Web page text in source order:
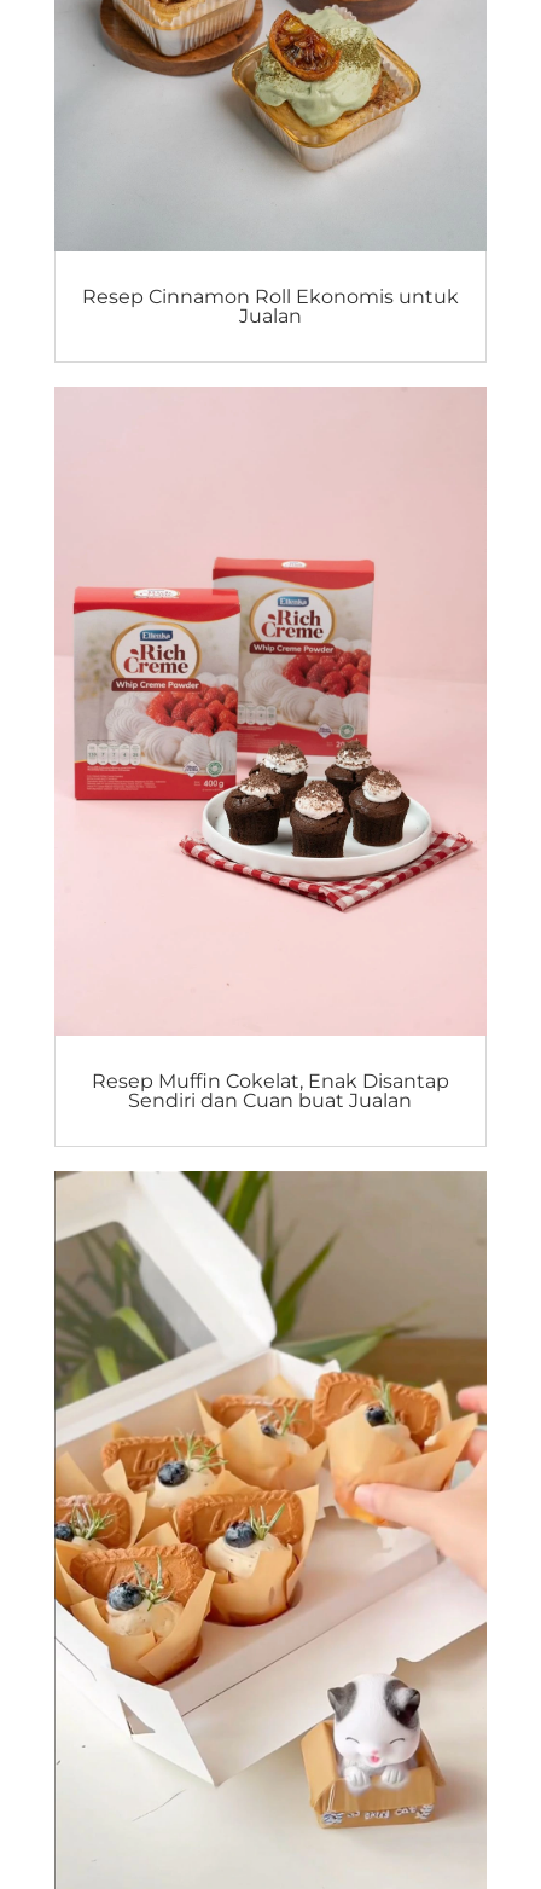
Resep Cinnamon Roll Ekonomis untuk
Jualan
Resep Muffin Cokelat, Enak Disantap
Sendiri dan Cuan buat Jualan